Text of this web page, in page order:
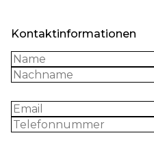
Kontaktinformationen